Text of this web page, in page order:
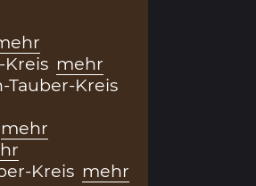
Kreis mehr
Tauber-Kreis
mehr
Kreis mehr